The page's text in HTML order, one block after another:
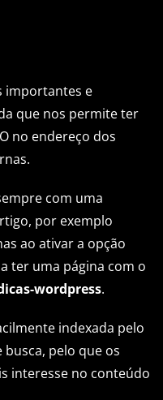
importantes e
que nos permite ter
no endereço dos
com uma
por exemplo
ao ativar a opção
ter uma página com o
wordpress.
indexada pelo
pelo que os
interesse no conteúdo